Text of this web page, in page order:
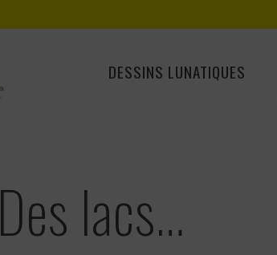
DESSINS LUNATIQUES
Des lacs…